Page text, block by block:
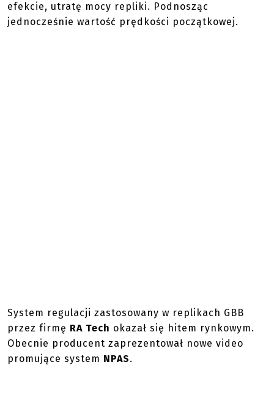
efekcie, utratę mocy repliki. Podnosząc
jednocześnie wartość prędkości początkowej.
System regulacji zastosowany w replikach GBB
przez firmę RA Tech okazał się hitem rynkowym.
Obecnie producent zaprezentował nowe video
promujące system NPAS.